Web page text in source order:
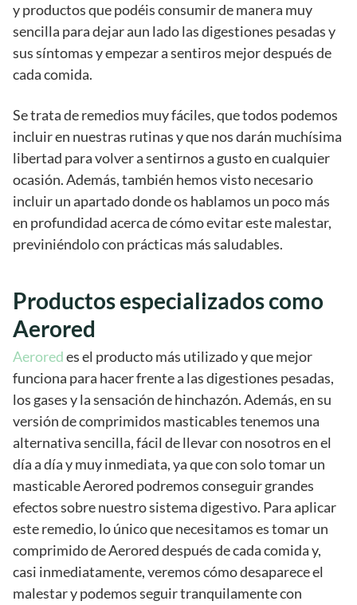
y productos que podéis consumir de manera muy
sencilla para dejar aun lado las digestiones pesadas y
sus síntomas y empezar a sentiros mejor después de
cada comida.
Se trata de remedios muy fáciles, que todos podemos
incluir en nuestras rutinas y que nos darán muchísima
libertad para volver a sentirnos a gusto en cualquier
ocasión. Además, también hemos visto necesario
incluir un apartado donde os hablamos un poco más
en profundidad acerca de cómo evitar este malestar,
previniéndolo con prácticas más saludables.
Productos especializados como
Aerored
Aeroredes el producto más utilizado y que mejor
funciona para hacer frente a las digestiones pesadas,
los gases y la sensación de hinchazón. Además, en su
versión de comprimidos masticables tenemos una
alternativa sencilla, fácil de llevar con nosotros en el
día a día y muy inmediata, ya que con solo tomar un
masticable Aerored podremos conseguir grandes
efectos sobre nuestro sistema digestivo. Para aplicar
este remedio, lo único que necesitamos es tomar un
comprimido de Aerored después de cada comida y,
casi inmediatamente, veremos cómo desaparece el
malestar y podemos seguir tranquilamente con